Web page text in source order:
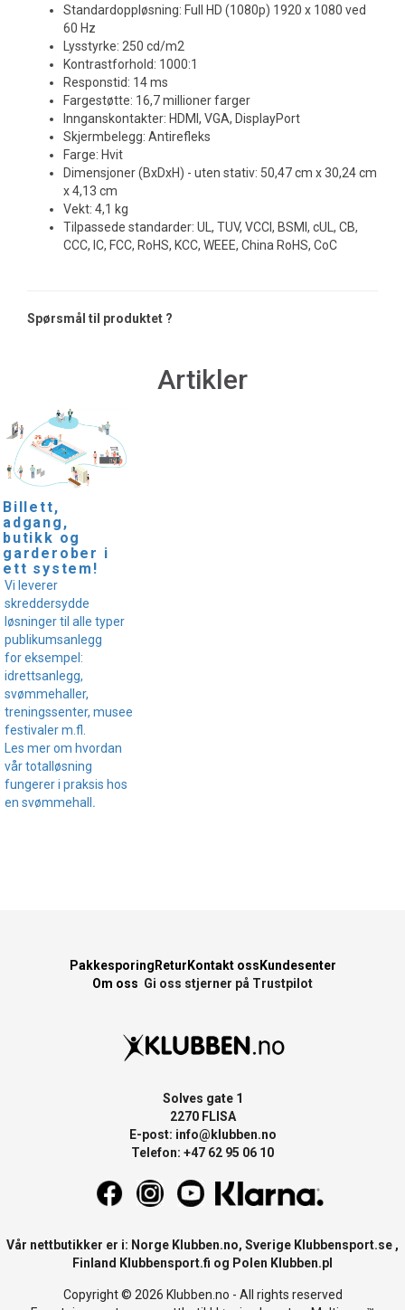
Standardoppløsning: Full HD (1080p) 1920 x 1080 ved
60 Hz
Lysstyrke: 250 cd/m2
Kontrastforhold: 1000:1
Responstid: 14 ms
Fargestøtte: 16,7 millioner farger
Innganskontakter: HDMI, VGA, DisplayPort
Skjermbelegg: Antirefleks
Farge: Hvit
Dimensjoner (BxDxH) - uten stativ: 50,47 cm x 30,24 cm
x 4,13 cm
Vekt: 4,1 kg
Tilpassede standarder: UL, TUV, VCCI, BSMI, cUL, CB,
CCC, IC, FCC, RoHS, KCC, WEEE, China RoHS, CoC
Spørsmål til produktet ?
Artikler
Billett,
adgang,
butikk og
garderober i
ett system!
Vi leverer
skreddersydde
løsninger til alle typer
publikumsanlegg
for eksempel:
idrettsanlegg,
svømmehaller,
treningssenter, museer
festivaler m.fl.
Les mer om hvordan
vår totalløsning
fungerer i praksis hos
en svømmehall .
Pakkesporing Retur Kontakt oss Kundesenter
Om oss Gi oss stjerner på Trustpilot
Solves gate 1
2270 FLISA
E-post: info@klubben.no
Telefon: +47 62 95 06 10
Vår nettbutikker er i: Norge Klubben.no, Sverige Klubbensport.se ,
Finland Klubbensport.fi og Polen Klubben.pl
Copyright © 2026 Klubben.no - All rights reserved